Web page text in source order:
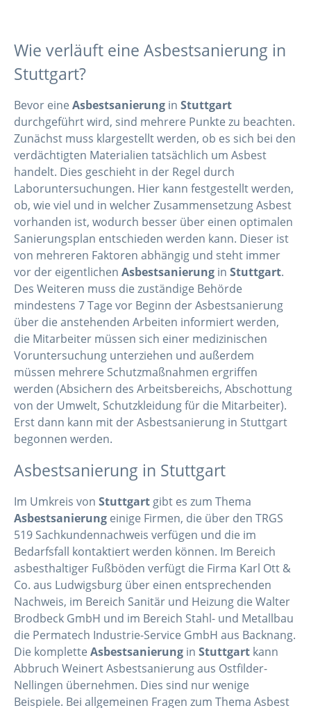
Wie verläuft eine Asbestsanierung in
Stuttgart?
Bevor eine Asbestsanierung in Stuttgart
durchgeführt wird, sind mehrere Punkte zu beachten.
Zunächst muss klargestellt werden, ob es sich bei den
verdächtigten Materialien tatsächlich um Asbest
handelt. Dies geschieht in der Regel durch
Laboruntersuchungen. Hier kann festgestellt werden,
ob, wie viel und in welcher Zusammensetzung Asbest
vorhanden ist, wodurch besser über einen optimalen
Sanierungsplan entschieden werden kann. Dieser ist
von mehreren Faktoren abhängig und steht immer
vor der eigentlichen Asbestsanierung in Stuttgart.
Des Weiteren muss die zuständige Behörde
mindestens 7 Tage vor Beginn der Asbestsanierung
über die anstehenden Arbeiten informiert werden,
die Mitarbeiter müssen sich einer medizinischen
Voruntersuchung unterziehen und außerdem
müssen mehrere Schutzmaßnahmen ergriffen
werden (Absichern des Arbeitsbereichs, Abschottung
von der Umwelt, Schutzkleidung für die Mitarbeiter).
Erst dann kann mit der Asbestsanierung in Stuttgart
begonnen werden.
Asbestsanierung in Stuttgart
Im Umkreis von Stuttgartgibt es zum Thema
Asbestsanierung einige Firmen, die über den TRGS
519 Sachkundennachweis verfügen und die im
Bedarfsfall kontaktiert werden können. Im Bereich
asbesthaltiger Fußböden verfügt die Firma Karl Ott &
Co. aus Ludwigsburg über einen entsprechenden
Nachweis, im Bereich Sanitär und Heizung die Walter
Brodbeck GmbH und im Bereich Stahl- und Metallbau
die Permatech Industrie-Service GmbH aus Backnang.
Die komplette Asbestsanierung in Stuttgart kann
Abbruch Weinert Asbestsanierung aus Ostfilder-
Nellingen übernehmen. Dies sind nur wenige
Beispiele. Bei allgemeinen Fragen zum Thema Asbest